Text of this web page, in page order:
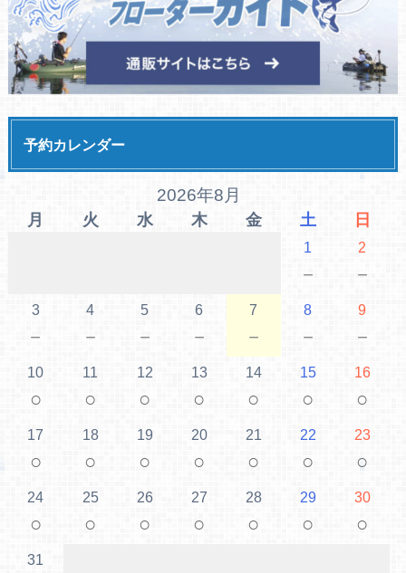
予約カレンダー
2026年8月
月 火 水 木 金 土 日
1
－
2
－
3
－
4
－
5
－
6
－
7
－
8
－
9
－
10
○
11
○
12
○
13
○
14
○
15
○
16
○
17
○
18
○
19
○
20
○
21
○
22
○
23
○
24
○
25
○
26
○
27
○
28
○
29
○
30
○
31